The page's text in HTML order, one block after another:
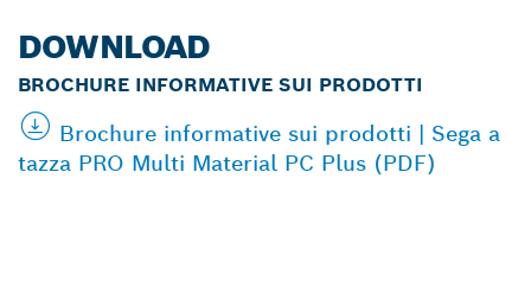
DOWNLOAD
BROCHURE INFORMATIVE SUI PRODOTTI
Brochure informative sui prodotti | Sega a
tazza PRO Multi Material PC Plus (PDF)